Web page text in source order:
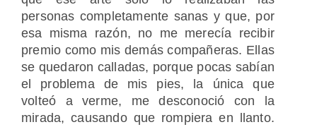
personas completamente sanas y que, por
esa misma razón, no me merecía recibir
premio como mis demás compañeras. Ellas
se quedaron calladas, porque pocas sabían
el problema de mis pies, la única que
volteó a verme, me desconoció con la
mirada, causando que rompiera en llanto.